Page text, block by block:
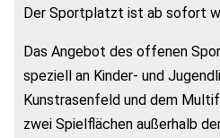
Der Sportplatzt ist ab sofort
Das Angebot des offenen
speziell an Kinder- und
Kunstrasenfeld und dem
zwei Spielflächen außerhalb